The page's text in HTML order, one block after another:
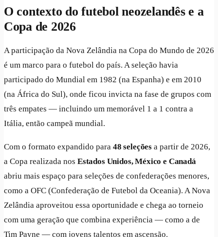
O contexto do futebol neozelandês e a
Copa de 2026
A participação da Nova Zelândia na Copa do Mundo de 2026
é um marco para o futebol do país. A seleção havia
participado do Mundial em 1982 (na Espanha) e em 2010
(na África do Sul), onde ficou invicta na fase de grupos com
três empates — incluindo um memorável 1 a 1 contra a
Itália, então campeã mundial.
Com o formato expandido para 48 seleções a partir de 2026,
a Copa realizada nos Estados Unidos, México e Canadá
abriu mais espaço para seleções de confederações menores,
como a OFC (Confederação de Futebol da Oceania). A Nova
Zelândia aproveitou essa oportunidade e chega ao torneio
com uma geração que combina experiência — como a de
Tim Payne — com jovens talentos em ascensão.